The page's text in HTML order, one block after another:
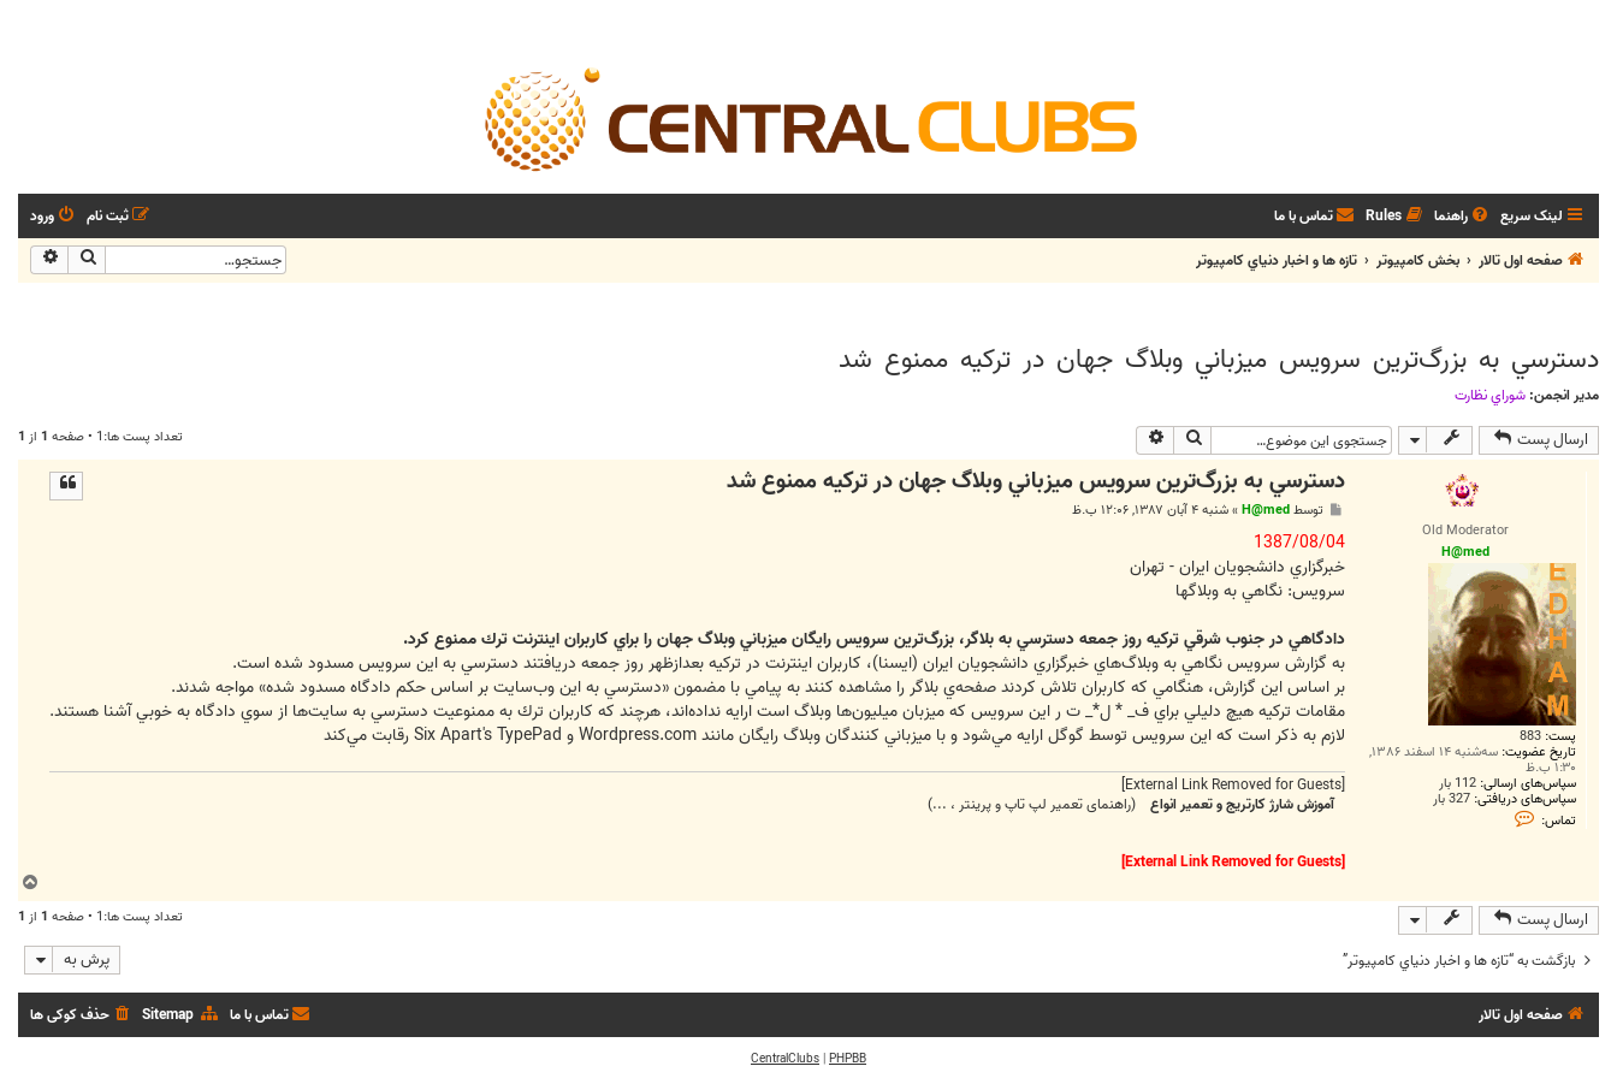
لینک سریع راهنما Rules تماس با ما ورود
ثبت نام
صفحه اول تالار
بخش كامپيوتر تازه ها و اخبار دنياي کامپيوتر جستجو
دسترسي به بزرگ‌ترين سرويس ميزباني وبلاگ جهان در تركيه ممنوع شد
مدیر انجمن: شوراي نظارت
ارسال پست جستجو تعداد پست ها:1 • صفحه 1 از 1
Old Moderator
H@med
پست: 883
تاریخ عضویت: سه‌شنبه ۱۴ اسفند ۱۳۸۶,
۱:۳۰ ب.ظ
سپاس‌های ارسالی: 112 بار
سپاس‌های دریافتی: 327 بار
تماس:
ت
m
e
d
دسترسي به بزرگ‌ترين سرويس ميزباني وبلاگ جهان در تركيه ممنوع شد
ت
توسطH@med
»شنبه ۴ آبان ۱۳۸۷, ۱۲:۰۶ ب.ظ
1387/08/04
خبرگزاري دانشجويان ايران - تهران
سرويس: نگاهي به وبلاگها
دادگاهي در جنوب شرقي تركيه روز جمعه دسترسي به بلاگر، بزرگ‌ترين سرويس رايگان ميزباني وبلاگ جهان را براي كاربران اينترنت ترك ممنوع كرد.
به گزارش سرويس نگاهي به وبلاگ‌هاي خبرگزاري دانشجويان ايران (ايسنا)، كاربران اينترنت در تركيه بعدازظهر روز جمعه دريافتند دسترسي به اين سرويس مسدود شده است.
بر اساس اين گزارش، هنگامي كه كاربران تلاش كردند صفحه‌ي بلاگر را مشاهده كنند به پيامي با مضمون «دسترسي به اين وب‌سايت بر اساس حكم دادگاه مسدود شده» مواجه شدند.
مقامات تركيه هيچ دليلي براي ف_ * ل*_ ت ر اين سرويس كه ميزبان ميليون‌ها وبلاگ است ارايه نداده‌اند، هرچند كه كاربران ترك به ممنوعيت دسترسي به سايت‌ها از سوي دادگاه به خوبي آشنا هستند.
لازم به ذكر است كه اين سرويس توسط گوگل ارايه مي‌شود و با ميزباني كنندگان وبلاگ رايگان مانند Wordpress.com و Six Apart's TypePad رقابت مي‌كند
[External Link Removed for Guests]
آموزش شارژ کارتریج و تعمیر انواع
(راهنمای تعمیر لپ تاپ و پرینتر ، ...)
[External Link Removed for Guests]
ا
ارسال پست تعداد پست ها:1 • صفحه 1 از 1
بازگشت به “تازه ها و اخبار دنياي کامپيوتر” پرش به
صفحه اول تالار حذف کوکی ها Sitemap تماس با ما
PHPBB
|
CentralClubs